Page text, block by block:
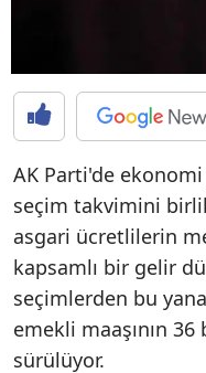
AK Parti'de
seçim takvimini
asgari ücretlilerin
kapsamlı bir gelir
seçimlerden bu
emekli maaşının
sürülüyor.